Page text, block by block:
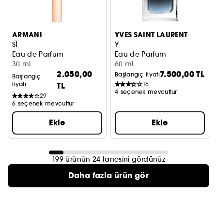
ARMANI
SÌ
Eau de Parfum
30 ml
Başlangıç
fiyatı
2.050,00
TL
29
6 seçenek mevcuttur
Ekle
YVES SAINT LAURENT
Y
Eau de Parfum
60 ml
Başlangıç fiyatı7.500,00 TL
16
4 seçenek mevcuttur
Ekle
199 ürünün 24 tanesini gördünüz
Daha fazla ürün gör